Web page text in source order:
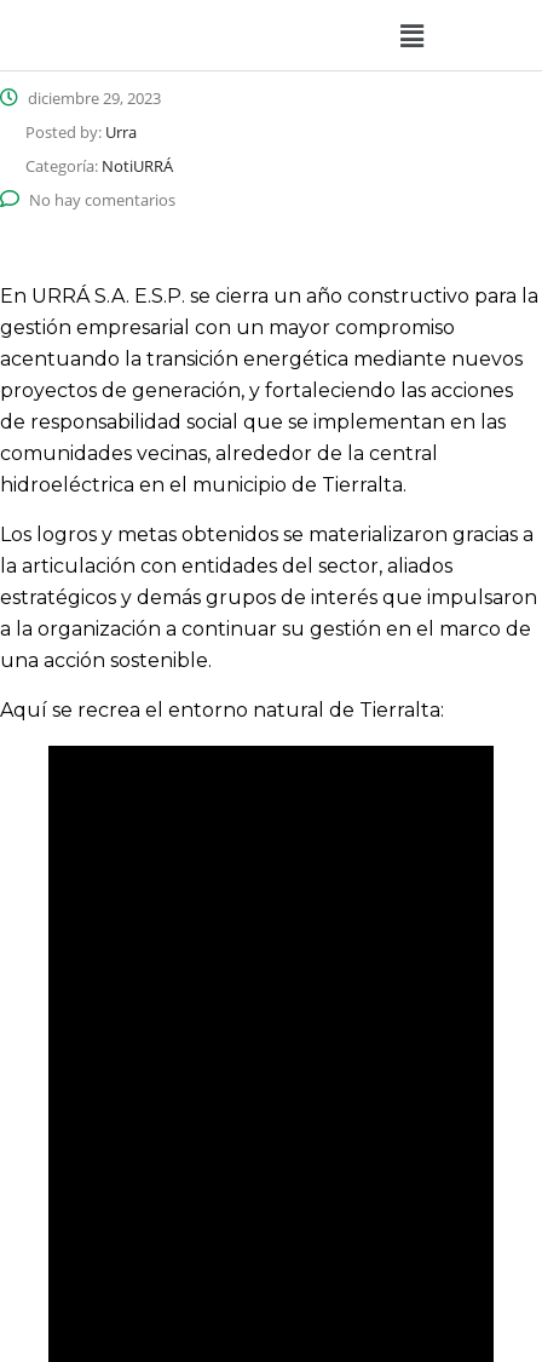
diciembre 29, 2023
Posted by: Urra
Categoría: NotiURRÁ
No hay comentarios
En URRÁ S.A. E.S.P. se cierra un año constructivo para la
gestión empresarial con un mayor compromiso
acentuando la transición energética mediante nuevos
proyectos de generación, y fortaleciendo las acciones
de responsabilidad social que se implementan en las
comunidades vecinas, alrededor de la central
hidroeléctrica en el municipio de Tierralta.
Los logros y metas obtenidos se materializaron gracias a
la articulación con entidades del sector, aliados
estratégicos y demás grupos de interés que impulsaron
a la organización a continuar su gestión en el marco de
una acción sostenible.
Aquí se recrea el entorno natural de Tierralta: